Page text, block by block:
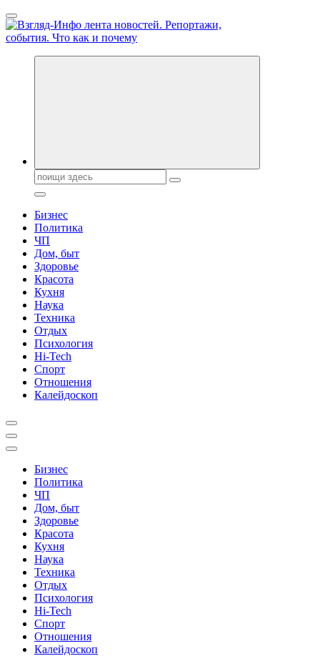
Перейти
к
содержанию
Обо всем и обо всех, что зачем и почему. Новости политики,
Поиск:
Бизнес
Политика
ЧП
Дом, быт
Здоровье
Красота
Кухня
Наука
Техника
Отдых
Психология
Hi-Tech
Спорт
Отношения
Калейдоскоп
Бизнес
Политика
ЧП
Дом, быт
Здоровье
Красота
Кухня
Наука
Техника
Отдых
Психология
Hi-Tech
Спорт
Отношения
Калейдоскоп